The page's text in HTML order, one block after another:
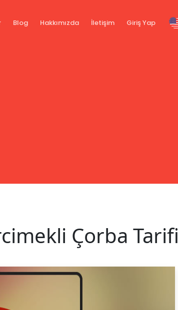
Blog Hakkımızda İletişim Giriş Yap
Çorba Tarifi